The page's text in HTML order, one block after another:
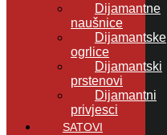
Dijamantne
naušnice
Dijamantske
ogrlice
Dijamantski
prstenovi
Dijamantni
privjesci
SATOVI